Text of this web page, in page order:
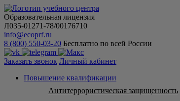
Образовательная лицензия
Л035-01271-78/00176710
info@ecoprf.ru
8 (800) 550-03-20 Бесплатно по всей России
Заказать звонок Личный кабинет
Повышение квалификации
Антитеррористическая защищенность